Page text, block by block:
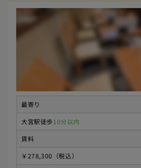
最寄り
大宮駅徒歩10分以内
賃料
￥278,300（税込）